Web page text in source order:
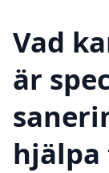
Vad
är
hjälpa